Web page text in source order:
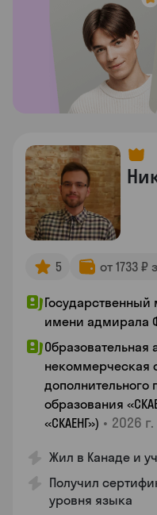
5 от 1733 ₽
имени адмирала
Образовательная
некоммерческая
дополнительного
образования
«СКАЕНГ») • 2026 г.
Жил в Канаде и
Получил
уровня языка